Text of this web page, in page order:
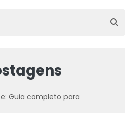
Guia completo para